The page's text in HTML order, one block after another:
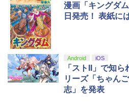
漫画「キングダ
日発売！ 表紙に
Android iOS
「ストII」で知
リーズ「ちゃん
志」を発表